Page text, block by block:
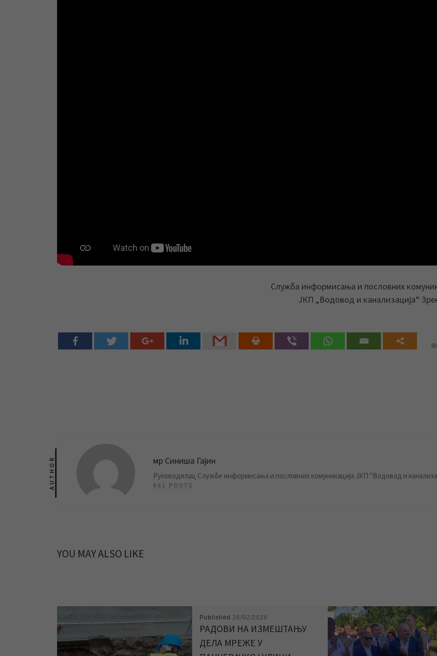
Служба информисања и пословних
ЈКП „Водовод и канализација“
AUTHOR мр Синиша Гајин
Руководилац Службе информисања и пословних комуникација ЈКП "Водовод и
861 POSTS
YOU MAY ALSO LIKE
Published 26/02/2026
РАДОВИ НА ИЗМЕШТАЊУ
ДЕЛА МРЕЖЕ У